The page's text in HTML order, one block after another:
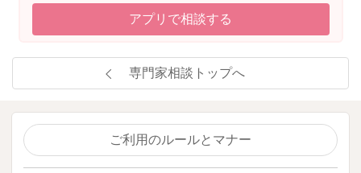
アプリで相談する
専門家相談トップへ
ご利用のルールとマナー